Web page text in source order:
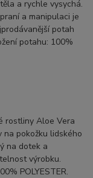
a rychle vysychá.
a manipulaci je
potah
potahu: 100%
rostliny Aloe Vera
pokožku lidského
na dotek a
výrobku.
POLYESTER.